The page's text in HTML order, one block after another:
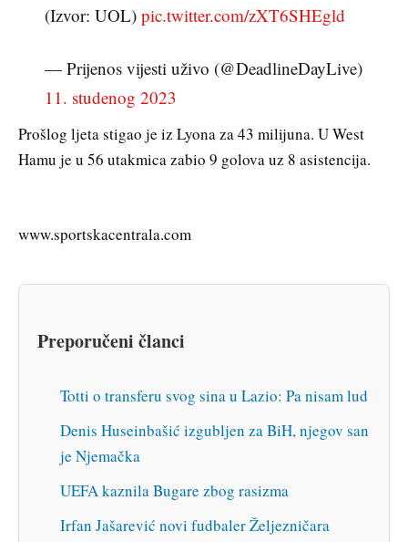
(Izvor: UOL) pic.twitter.com/zXT6SHEgld
— Prijenos vijesti uživo (@DeadlineDayLive)
11. studenog 2023
Prošlog ljeta stigao je iz Lyona za 43 milijuna. U West
Hamu je u 56 utakmica zabio 9 golova uz 8 asistencija.
www.sportskacentrala.com
Preporučeni članci
Totti o transferu svog sina u Lazio: Pa nisam lud
Denis Huseinbašić izgubljen za BiH, njegov san
je Njemačka
UEFA kaznila Bugare zbog rasizma
Irfan Jašarević novi fudbaler Željezničara